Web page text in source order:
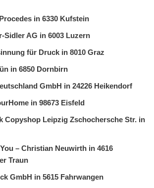
in 6330 Kufstein
Sidler AG in 6003 Luzern
für Druck in 8010 Graz
in 6850 Dornbirn
GmbH in 24226 Heikendorf
in 98673 Eisfeld
Copyshop Leipzig Zschochersche Str. in
– Christian Neuwirth in 4616
Traun
GmbH in 5615 Fahrwangen